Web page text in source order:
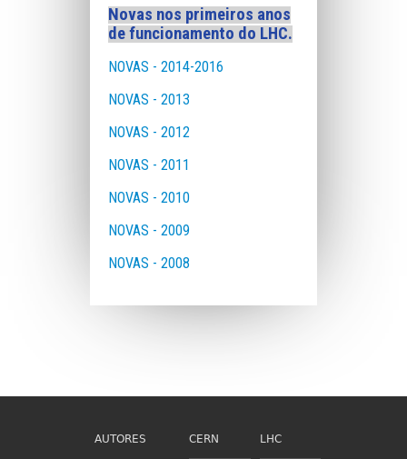
Novas nos primeiros anos
de funcionamento do LHC.
NOVAS - 2014-2016
NOVAS - 2013
NOVAS - 2012
NOVAS - 2011
NOVAS - 2010
NOVAS - 2009
NOVAS - 2008
AUTORES CERN LHC